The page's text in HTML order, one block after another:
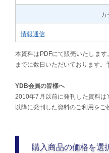
カ
情報通信
本資料はPDFにて販売いたしま
までに数日いただいております。
YDB会員の皆様へ
2010年7月以前に発刊した資料
以降に発刊した資料のご利用をご
購入商品の価格を選